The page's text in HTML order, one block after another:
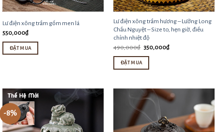
Lư điện xông trầm gốm men lá
550,000₫
ĐẶT MUA
nhiều
biến
Lư điện xông trầm hương – Lưỡng Long
Chầu Nguyệt – Size to, hẹn giờ, điều
chỉnh nhiệt độ
490,000₫ Giá
350,000₫Giá
ĐẶT MUA
-8%